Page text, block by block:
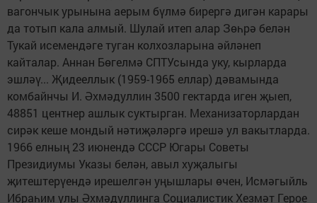
вагончык урынына аерым бүлмә бирергә дигән карары
да тотып кала алмый. Шулай итеп алар Зөһрә белән
Тукай исемендәге туган колхозларына әйләнеп
кайталар. Аннан Бөгелмә СПТУсында уку, кырларда
эшләү... Җидееллык (1959-1965 еллар) дәвамында
комбайнчы И. Әхмәдуллин 3500 гектарда иген җыеп,
48851 центнер ашлык суктырган. Механизаторлардан
сирәк кеше мондый нәтиҗәләргә ирешә ул вакытларда.
1966 елның 23 июнендә СССР Югары Советы
Президиумы Указы белән, авыл хуҗалыгы
җитештерүендә ирешелгән уңышлары өчен, Исмәгыйль
Ибраһим улы Әхмәдуллинга Социалистик Хезмәт Герое